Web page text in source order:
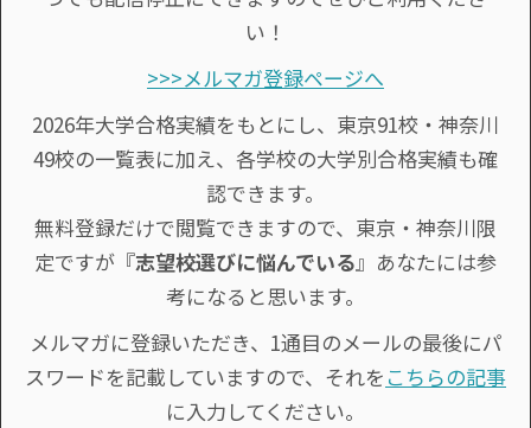
い！
>>>メルマガ登録ページへ
2026年大学合格実績をもとにし、東京91校・神奈川
49校の一覧表に加え、各学校の大学別合格実績も確
認できます。
無料登録だけで閲覧できますので、東京・神奈川限
定ですが『志望校選びに悩んでいる』あなたには参
考になると思います。
メルマガに登録いただき、1通目のメールの最後にパ
スワードを記載していますので、それを こちらの記事
に入力してください。